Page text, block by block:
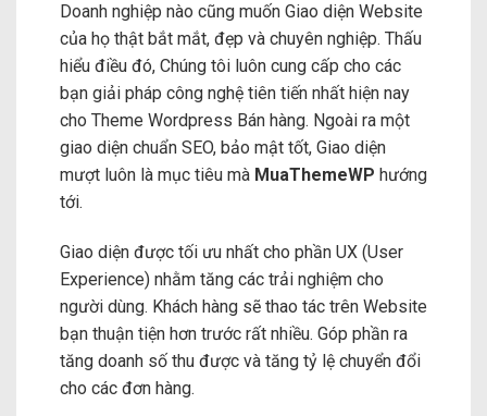
Doanh nghiệp nào cũng muốn Giao diện Website
của họ thật bắt mắt, đẹp và chuyên nghiệp. Thấu
hiểu điều đó, Chúng tôi luôn cung cấp cho các
bạn giải pháp công nghệ tiên tiến nhất hiện nay
cho Theme Wordpress Bán hàng. Ngoài ra một
giao diện chuẩn SEO, bảo mật tốt, Giao diện
mượt luôn là mục tiêu mà MuaThemeWP hướng
tới.
Giao diện được tối ưu nhất cho phần UX (User
Experience) nhằm tăng các trải nghiệm cho
người dùng. Khách hàng sẽ thao tác trên Website
bạn thuận tiện hơn trước rất nhiều. Góp phần ra
tăng doanh số thu được và tăng tỷ lệ chuyển đổi
cho các đơn hàng.